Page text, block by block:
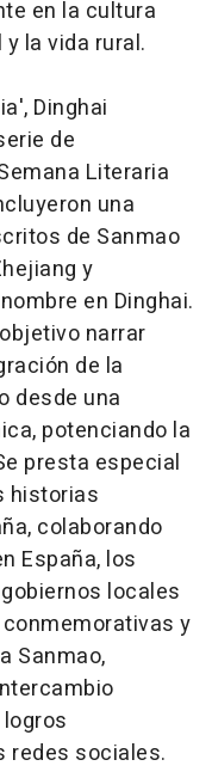
en la cultura
la vida rural.
Dinghai
de
Literaria
una
de Sanmao
y
en Dinghai.
narrar
de la
desde una
potenciando la
presta especial
historias
colaborando
España, los
locales
y
Sanmao,
redes sociales.